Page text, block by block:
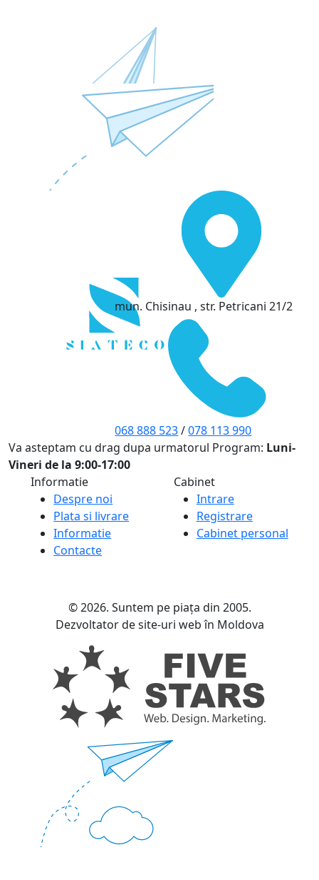
mun. Chisinau , str. Petricani 21/2
068 888 523/078 113 990
Va asteptam cu drag dupa urmatorul Program: Luni-
Vineri de la 9:00-17:00
Informatie
Despre noi
Plata si livrare
Informatie
Contacte
Cabinet
Intrare
Registrare
Cabinet personal
© 2026. Suntem pe piața din 2005.
Dezvoltator de site-uri web în Moldova